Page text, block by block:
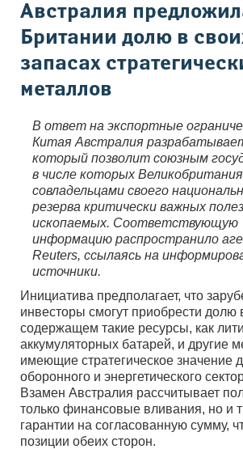
Вы здесь
Австралия
Британии долю в
запасах
металлов
В ответ на экспортные
Китая Австралия
который позволит союзным
в числе которых
совладельцами своего
резерва критически важных
ископаемых. Соответствующую
информацию распространило
Reuters, ссылаясь на
источники.
Инициатива предполагает, что
инвесторы смогут приобрести долю
содержащем такие ресурсы, как
аккумуляторных батарей, и другие
имеющие стратегическое значение
оборонного и энергетического
Взамен Австралия рассчитывает
только финансовые вливания, но и
гарантии на согласованную сумму,
позиции обеих сторон.